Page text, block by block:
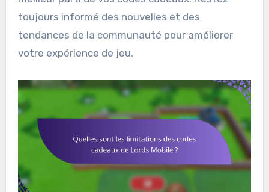
toujours informé des nouvelles et des
tendances de la communauté pour améliorer
votre expérience de jeu.